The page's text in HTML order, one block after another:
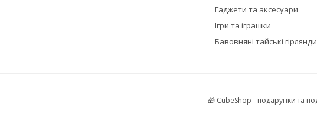
Гаджети та аксесуари
Ігри та іграшки
Бавовняні тайські гірлянди